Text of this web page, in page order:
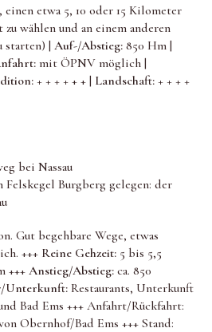
etwa 5, 10 oder 15 Kilometer
wählen und an einem anderen
starten) |Auf-/Abstieg: 850 Hm |
mit ÖPNV möglich |
+ + + ++ + | Landschaft: + + + +
Felskegel Burgberg gelegen: der
Gut begehbare Wege, etwas
+++ Reine Gehzeit: 5 bis 5,5
+++Anstieg/Abstieg: ca. 850
Unterkunft:Restaurants, Unterkunft
Bad Ems +++ Anfahrt/Rückfahrt:
Obernhof/Bad Ems +++ Stand: